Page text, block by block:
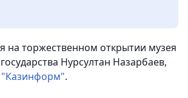
на торжественном открытии музея
Нурсултан Назарбаев,
.